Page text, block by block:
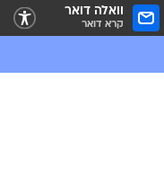
וואלה דואר
קרא דואר